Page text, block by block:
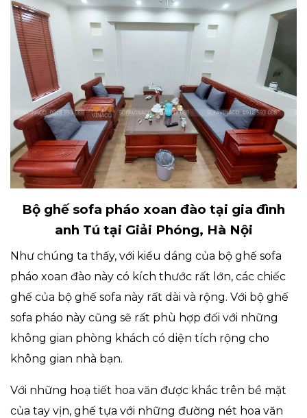
Bộ ghế sofa pháo xoan đào tại gia đình
anh Tú tại Giải Phóng, Hà Nội
Như chúng ta thấy, với kiểu dáng của bộ ghế sofa
pháo xoan đào này có kích thước rất lớn, các chiếc
ghế của bộ ghế sofa này rất dài và rộng. Với bộ ghế
sofa pháo này cũng sẽ rất phù hợp đối với những
không gian phòng khách có diện tích rộng cho
không gian nhà bạn.
Với những hoạ tiết hoa văn được khắc trên bề mặt
của tay vịn, ghế tựa với những đường nét hoa văn